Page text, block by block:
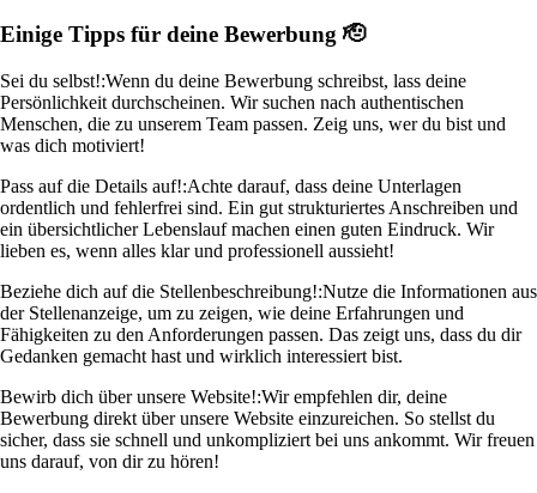
Einige Tipps für deine Bewerbung 🫡
Sei du selbst!:Wenn du deine Bewerbung schreibst, lass deine
Persönlichkeit durchscheinen. Wir suchen nach authentischen
Menschen, die zu unserem Team passen. Zeig uns, wer du bist und
was dich motiviert!
Pass auf die Details auf!:Achte darauf, dass deine Unterlagen
ordentlich und fehlerfrei sind. Ein gut strukturiertes Anschreiben und
ein übersichtlicher Lebenslauf machen einen guten Eindruck. Wir
lieben es, wenn alles klar und professionell aussieht!
Beziehe dich auf die Stellenbeschreibung!:Nutze die Informationen aus
der Stellenanzeige, um zu zeigen, wie deine Erfahrungen und
Fähigkeiten zu den Anforderungen passen. Das zeigt uns, dass du dir
Gedanken gemacht hast und wirklich interessiert bist.
Bewirb dich über unsere Website!:Wir empfehlen dir, deine
Bewerbung direkt über unsere Website einzureichen. So stellst du
sicher, dass sie schnell und unkompliziert bei uns ankommt. Wir freuen
uns darauf, von dir zu hören!